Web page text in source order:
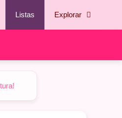
Listas Explorar